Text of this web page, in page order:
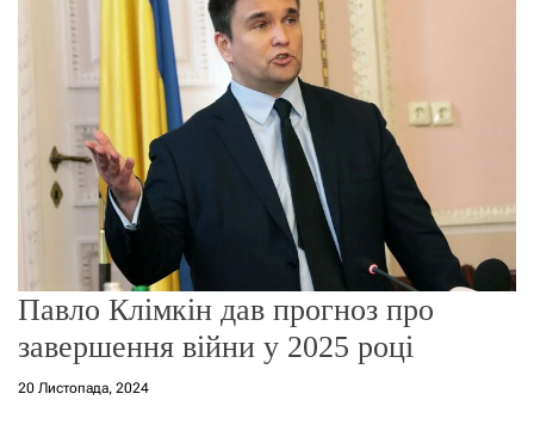
м
у
Павло Клімкін дав прогноз про
завершення війни у 2025 році
20 Листопада, 2024